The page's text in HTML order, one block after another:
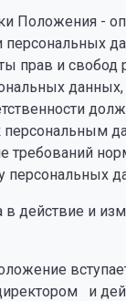
Положения -
персональных
прав и свобод
требований
персональных
в действие и
и